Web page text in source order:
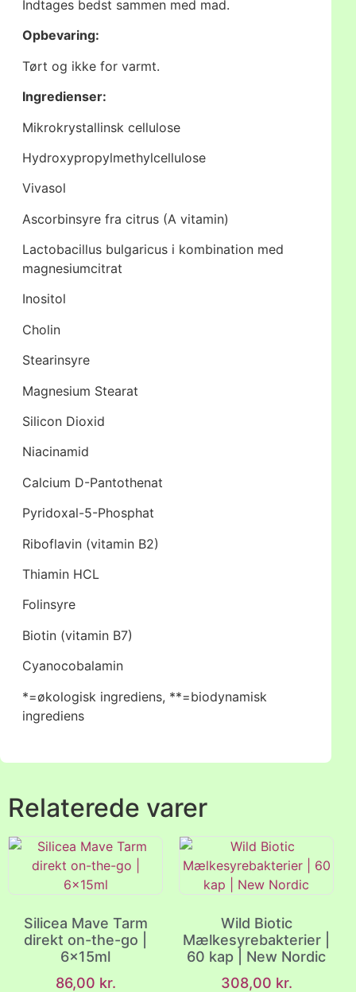
Indtages bedst sammen med mad.
Opbevaring:
Tørt og ikke for varmt.
Ingredienser:
Mikrokrystallinsk cellulose
Hydroxypropylmethylcellulose
Vivasol
Ascorbinsyre fra citrus (A vitamin)
Lactobacillus bulgaricus i kombination med
magnesiumcitrat
Inositol
Cholin
Stearinsyre
Magnesium Stearat
Silicon Dioxid
Niacinamid
Calcium D-Pantothenat
Pyridoxal-5-Phosphat
Riboflavin (vitamin B2)
Thiamin HCL
Folinsyre
Biotin (vitamin B7)
Cyanocobalamin
*=økologisk ingrediens, **=biodynamisk
ingrediens
Relaterede varer
Silicea Mave Tarm
direkt on-the-go |
6x15ml
86,00 kr.
Wild Biotic
Mælkesyrebakterier |
60 kap | New Nordic
308,00 kr.